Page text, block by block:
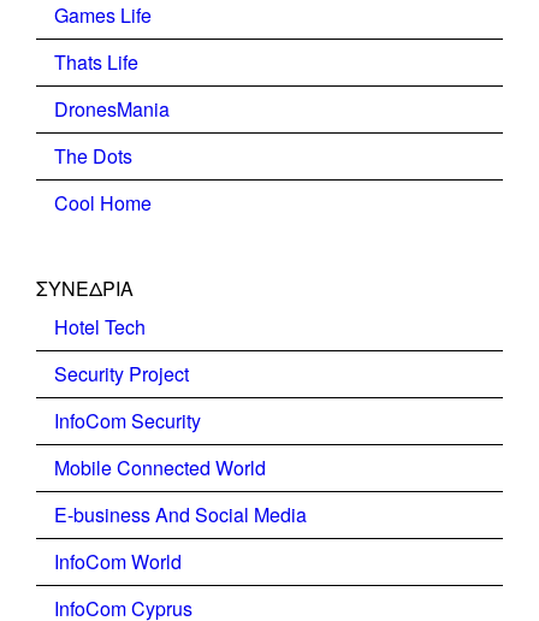
Games Life
Thats Life
DronesMania
The Dots
Cool Home
ΣΥΝΕΔΡΙΑ
Hotel Tech
Security Project
InfoCom Security
Mobile Connected World
E-business And Social Media
InfoCom World
InfoCom Cyprus